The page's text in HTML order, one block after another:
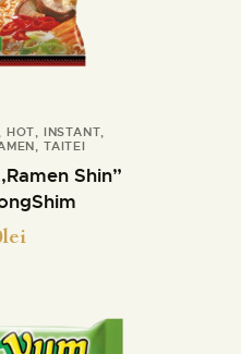
, HOT, INSTANT,
, TAITEI
Shin”
lei